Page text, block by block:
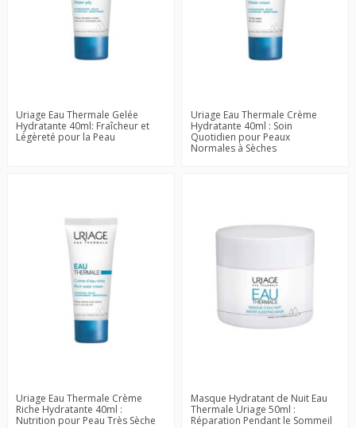
Uriage Eau Thermale Gelée
Hydratante 40ml: Fraîcheur et
Légèreté pour la Peau
Uriage Eau Thermale Crème
Hydratante 40ml : Soin
Quotidien pour Peaux
Normales à Sèches
Uriage Eau Thermale Crème
Riche Hydratante 40ml :
Nutrition pour Peau Très Sèche
Masque Hydratant de Nuit Eau
Thermale Uriage 50ml :
Réparation Pendant le Sommeil